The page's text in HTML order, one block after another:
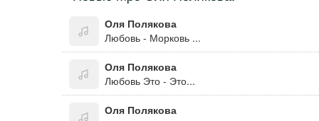
Оля Полякова
Любовь - Морковь ...
Оля Полякова
Любовь Это - Это...
Оля Полякова